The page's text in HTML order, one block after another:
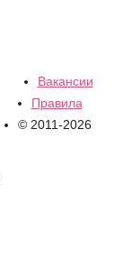
Вакансии
Правила
© 2011-2026